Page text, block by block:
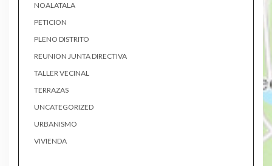
NOALATALA
PETICION
PLENO DISTRITO
REUNION JUNTA DIRECTIVA
TALLER VECINAL
TERRAZAS
UNCATEGORIZED
URBANISMO
VIVIENDA